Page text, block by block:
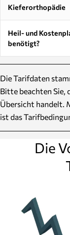
Kieferorthopädie
Heil- und
benötigt?
Die Tarifdaten
Bitte beachten Sie,
Übersicht handelt.
ist das
Die